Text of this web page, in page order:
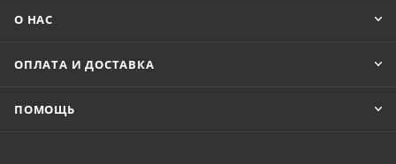
О НАС
ОПЛАТА И ДОСТАВКА
ПОМОЩЬ